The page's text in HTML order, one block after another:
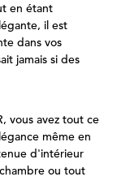
en étant
il est
dans vos
jamais si des
vous avez tout ce
même en
d'intérieur
ou tout